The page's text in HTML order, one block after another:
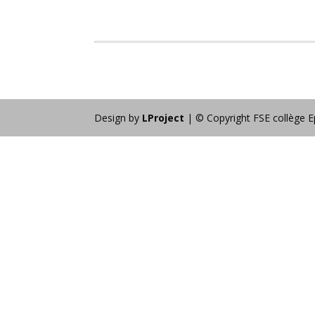
Design by LProject | © Copyright FSE collège